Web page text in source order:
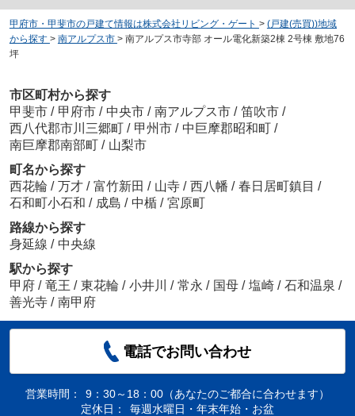
甲府市・甲斐市の戸建て情報は株式会社リビング・ゲート > (戸建(売買))地域
から探す > 南アルプス市 > 南アルプス市寺部 オール電化新築2棟 2号棟 敷地76
坪
市区町村から探す
甲斐市 / 甲府市 / 中央市 / 南アルプス市 / 笛吹市 /
西八代郡市川三郷町 / 甲州市 / 中巨摩郡昭和町 /
南巨摩郡南部町 / 山梨市
町名から探す
西花輪 / 万才 / 富竹新田 / 山寺 / 西八幡 / 春日居町鎮目 /
石和町小石和 / 成島 / 中楯 / 宮原町
路線から探す
身延線 / 中央線
駅から探す
甲府 / 竜王 / 東花輪 / 小井川 / 常永 / 国母 / 塩崎 / 石和温泉 /
善光寺 / 南甲府
電話でお問い合わせ
営業時間：
9：30～18：00（あなたのご都合に合わせます）
定休日：
毎週水曜日・年末年始・お盆